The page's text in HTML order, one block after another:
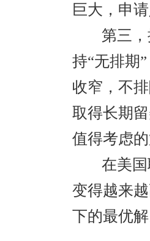
巨大，申
第三
持“无排期
收窄，不
取得长期
值得考虑的
在美
变得越来
下的最优解